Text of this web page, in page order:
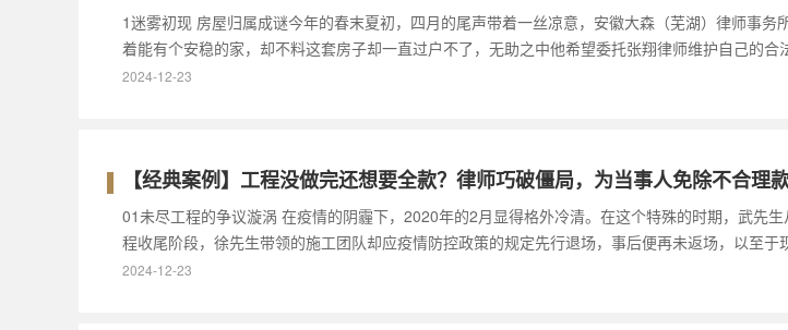
1迷雾初现 房屋归属成谜今年的春末夏初，四月的尾声带着一丝凉意，安徽大森（芜湖）律师事
着能有个安稳的家，却不料这套房子却一直过户不了，无助之中他希望委托张翔律师维护自己的
2024-12-23
【经典案例】工程没做完还想要全款？律师巧破僵局，为当事人免除不合理款
01未尽工程的争议漩涡 在疫情的阴霾下，2020年的2月显得格外冷清。在这个特殊的时期，武先
程收尾阶段，徐先生带领的施工团队却应疫情防控政策的规定先行退场，事后便再未返场，以至
2024-12-23